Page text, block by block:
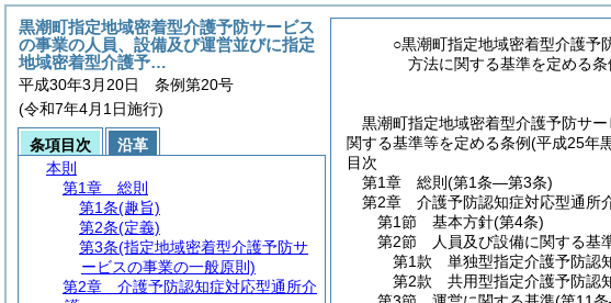
○黒潮町指定地域密着型介護予
方法に関する基準を定める条
黒潮町指定地域密着型介護予防サ
関する基準等を定める条例(平成25年
目次
第1章
総則 (第1条―第3条)
第2章
介護予防認知症対応型通所
第1節
基本方針(第4条)
第2節
人員及び設備に関する基
第1款
単独型指定介護予防認
第2款
共用型指定介護予防認
黒潮町指定地域密着型介護予防サービス
の事業の人員、設備及び運営並びに指定
地域密着型介護予…
平成30年3月20日 条例第20号
(令和7年4月1日施行)
条項目次
沿革
本則
第1章
総則
第1条(趣旨)
第2条(定義)
第3条(指定地域密着型介護予防サ
ービスの事業の一般原則)
第2章
介護予防認知症対応型通所介